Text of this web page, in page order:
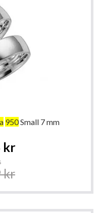
950Small 7 mm
kr
kr